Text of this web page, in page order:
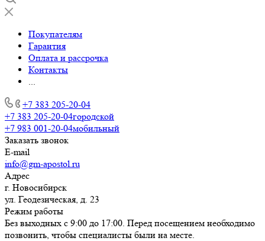
Покупателям
Гарантия
Оплата и рассрочка
Контакты
...
+7 383 205-20-04
+7 383 205-20-04городской
+7 983 001-20-04мобильный
Заказать звонок
E-mail
info@gm-apostol.ru
Адрес
г. Новосибирск
ул. Геодезическая, д. 23
Режим работы
Без выходных с 9:00 до 17:00. Перед посещением необходимо
позвонить, чтобы специалисты были на месте.